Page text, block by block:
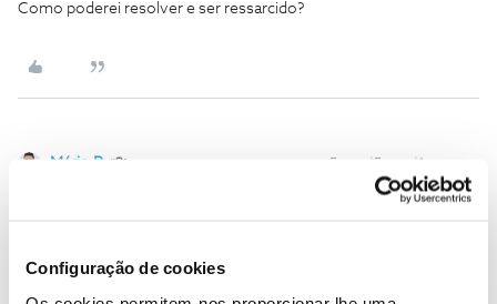
Configuração de cookies
Como poderei resolver e ser ressarcido?
Mário P. Forum|Forum|1 year ago
do contrato para o email. No entanto, e face ao que indica